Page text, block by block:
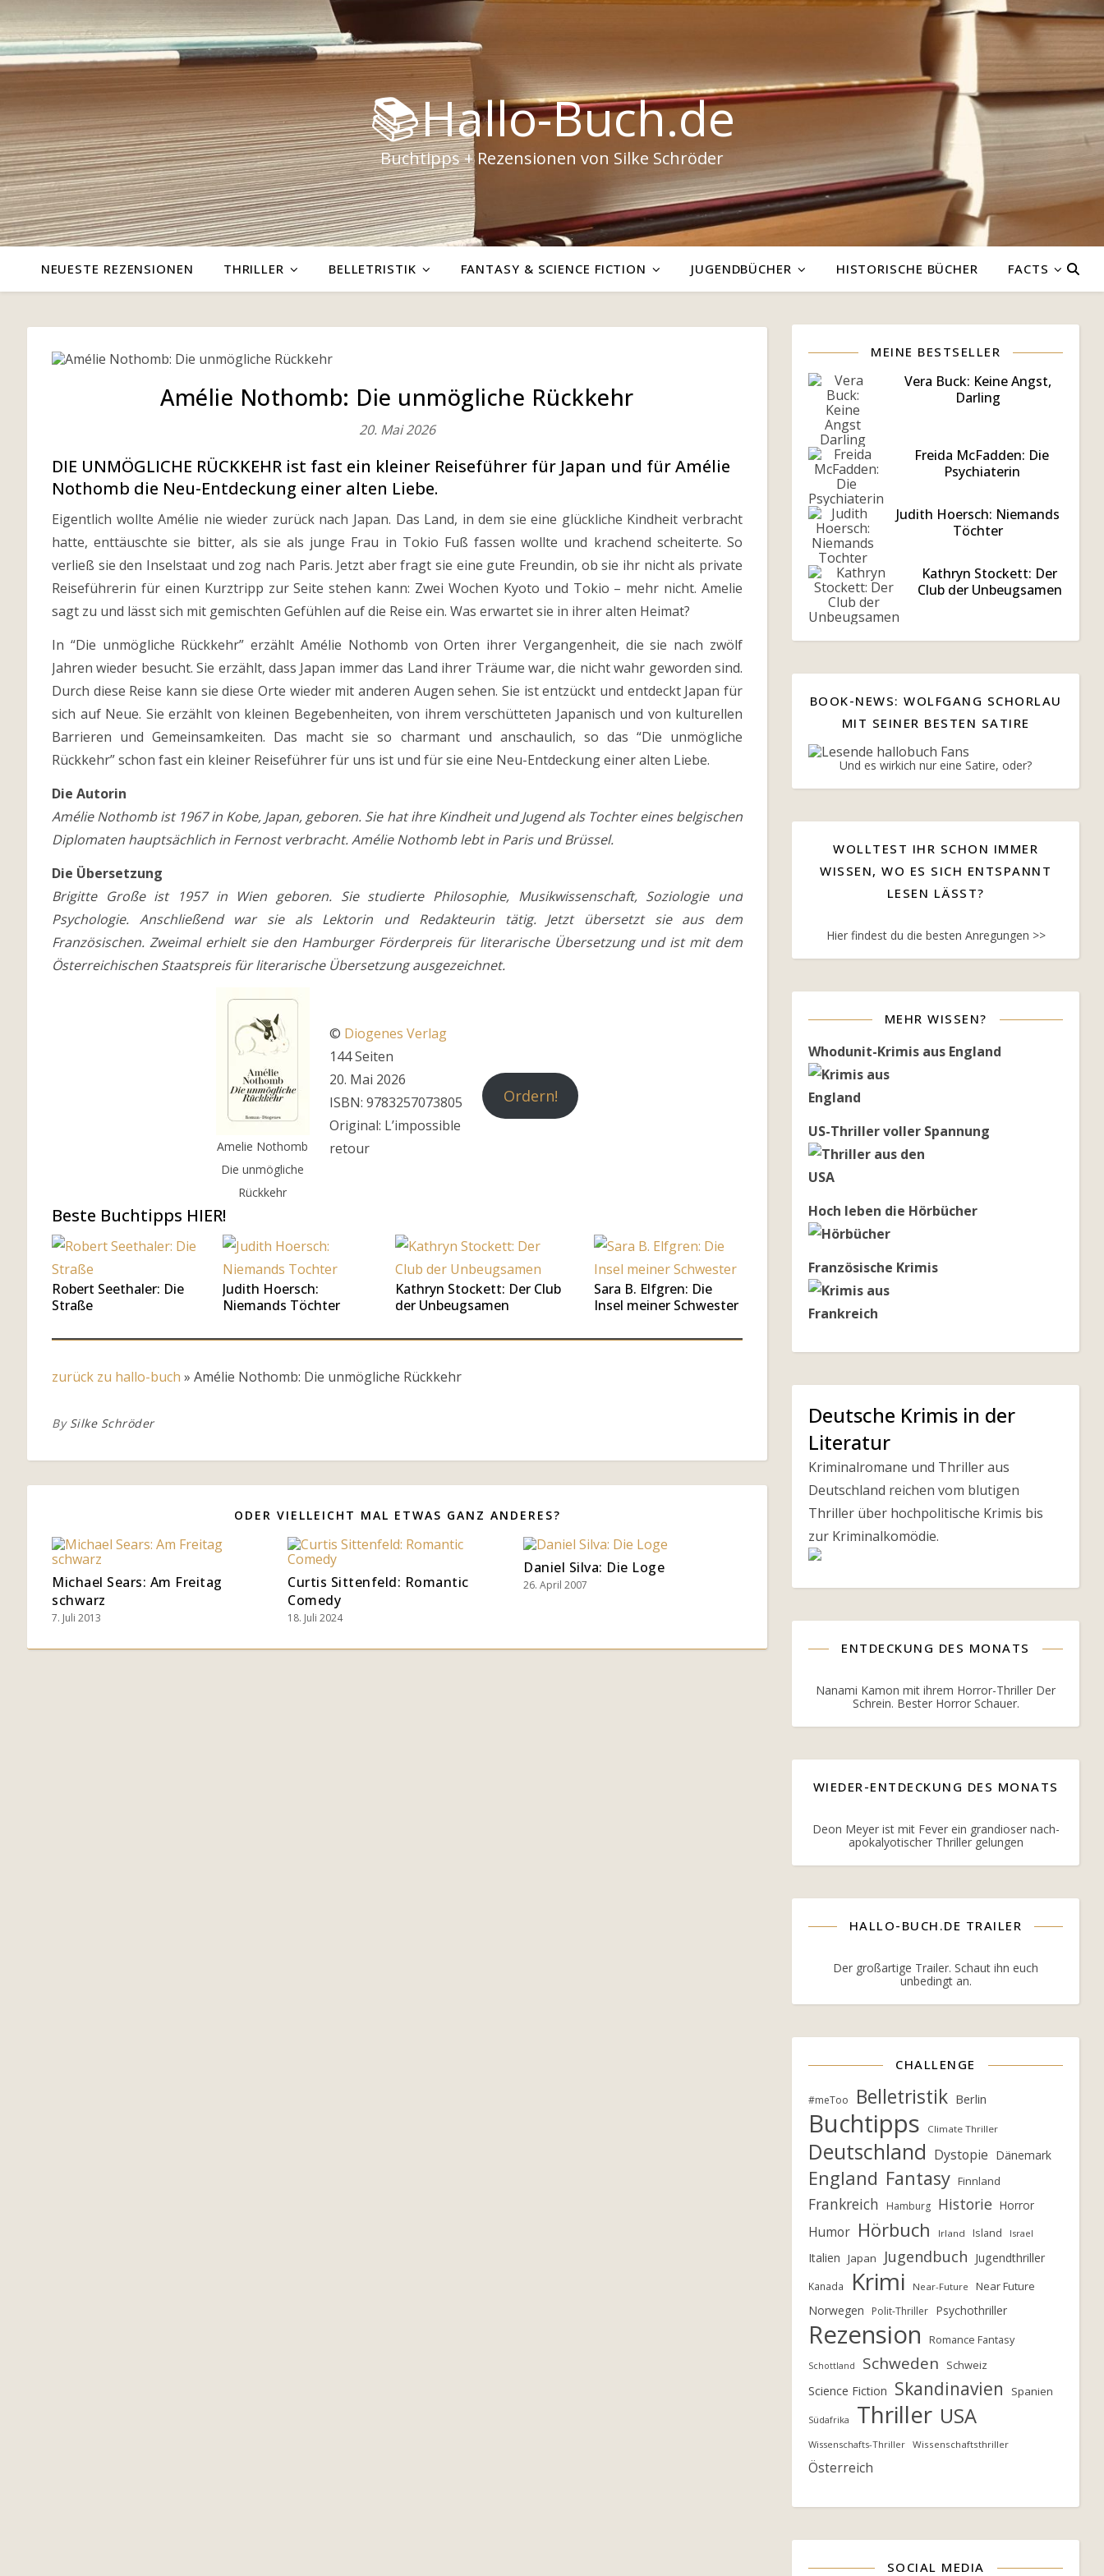
📚Hallo-Buch.de
Buchtipps + Rezensionen von Silke Schröder
NEUESTE REZENSIONEN THRILLER BELLETRISTIK FANTASY & SCIENCE FICTION JUGENDBÜCHER HISTORISCHE BÜCHER FACTS
Amélie Nothomb: Die unmögliche Rückkehr
20. Mai 2026
DIE UNMÖGLICHE RÜCKKEHR ist fast ein kleiner Reiseführer für Japan und für Amélie
Nothomb die Neu-Entdeckung einer alten Liebe.
Eigentlich wollte Amélie nie wieder zurück nach Japan. Das Land, in dem sie eine glückliche Kindheit verbracht
hatte, enttäuschte sie bitter, als sie als junge Frau in Tokio Fuß fassen wollte und krachend scheiterte. So
verließ sie den Inselstaat und zog nach Paris. Jetzt aber fragt sie eine gute Freundin, ob sie ihr nicht als private
Reiseführerin für einen Kurztripp zur Seite stehen kann: Zwei Wochen Kyoto und Tokio – mehr nicht. Amelie
sagt zu und lässt sich mit gemischten Gefühlen auf die Reise ein. Was erwartet sie in ihrer alten Heimat?
In “Die unmögliche Rückkehr” erzählt Amélie Nothomb von Orten ihrer Vergangenheit, die sie nach zwölf
Jahren wieder besucht. Sie erzählt, dass Japan immer das Land ihrer Träume war, die nicht wahr geworden sind.
Durch diese Reise kann sie diese Orte wieder mit anderen Augen sehen. Sie ist entzückt und entdeckt Japan für
sich auf Neue. Sie erzählt von kleinen Begebenheiten, von ihrem verschütteten Japanisch und von kulturellen
Barrieren und Gemeinsamkeiten. Das macht sie so charmant und anschaulich, so das “Die unmögliche
Rückkehr” schon fast ein kleiner Reiseführer für uns ist und für sie eine Neu-Entdeckung einer alten Liebe.
Die Autorin
Amélie Nothomb ist 1967 in Kobe, Japan, geboren. Sie hat ihre Kindheit und Jugend als Tochter eines belgischen
Diplomaten hauptsächlich in Fernost verbracht. Amélie Nothomb lebt in Paris und Brüssel.
Die Übersetzung
Brigitte Große ist 1957 in Wien geboren. Sie studierte Philosophie, Musikwissenschaft, Soziologie und
Psychologie. Anschließend war sie als Lektorin und Redakteurin tätig. Jetzt übersetzt sie aus dem
Französischen. Zweimal erhielt sie den Hamburger Förderpreis für literarische Übersetzung und ist mit dem
Österreichischen Staatspreis für literarische Übersetzung ausgezeichnet.
Amelie Nothomb
Die unmögliche
Rückkehr
© Diogenes Verlag
144 Seiten
20. Mai 2026
ISBN: 9783257073805
Original: L’impossible
retour
Ordern!
Beste Buchtipps HIER!
Robert Seethaler: Die
Straße
Judith Hoersch:
Niemands Töchter
Kathryn Stockett: Der Club
der Unbeugsamen
Sara B. Elfgren: Die
Insel meiner Schwester
zurück zu hallo-buch » Amélie Nothomb: Die unmögliche Rückkehr
By Silke Schröder
ODER VIELLEICHT MAL ETWAS GANZ ANDERES?
Michael Sears: Am Freitag
schwarz
7. Juli 2013
Curtis Sittenfeld: Romantic
Comedy
18. Juli 2024
Daniel Silva: Die Loge
26. April 2007
MEINE BESTSELLER
Vera Buck: Keine Angst,
Darling
Freida McFadden: Die
Psychiaterin
Judith Hoersch: Niemands
Töchter
Kathryn Stockett: Der
Club der Unbeugsamen
BOOK-NEWS: WOLFGANG SCHORLAU
MIT SEINER BESTEN SATIRE
Und es wirkich nur eine Satire, oder?
WOLLTEST IHR SCHON IMMER
WISSEN, WO ES SICH ENTSPANNT
LESEN LÄSST?
Hier findest du die besten Anregungen >>
MEHR WISSEN?
Whodunit-Krimis aus England
US-Thriller voller Spannung
Hoch leben die Hörbücher
Französische Krimis
Deutsche Krimis in der
Literatur
Kriminalromane und Thriller aus
Deutschland reichen vom blutigen
Thriller über hochpolitische Krimis bis
zur Kriminalkomödie.
ENTDECKUNG DES MONATS
Nanami Kamon mit ihrem Horror-Thriller Der
Schrein. Bester Horror Schauer.
WIEDER-ENTDECKUNG DES MONATS
Deon Meyer ist mit Fever ein grandioser nach-
apokalyotischer Thriller gelungen
HALLO-BUCH.DE TRAILER
Der großartige Trailer. Schaut ihn euch
unbedingt an.
CHALLENGE
#meToo Belletristik Berlin
Buchtipps Climate Thriller
Deutschland Dystopie Dänemark
England Fantasy Finnland
Frankreich Hamburg Historie Horror
Humor Hörbuch Irland Island Israel
Italien Japan Jugendbuch Jugendthriller
Kanada Krimi Near-Future Near Future
Norwegen Polit-Thriller Psychothriller
Rezension Romance Fantasy
Schottland Schweden Schweiz
Science Fiction Skandinavien Spanien
Südafrika Thriller USA
Wissenschafts-Thriller Wissenschaftsthriller
Österreich
SOCIAL MEDIA